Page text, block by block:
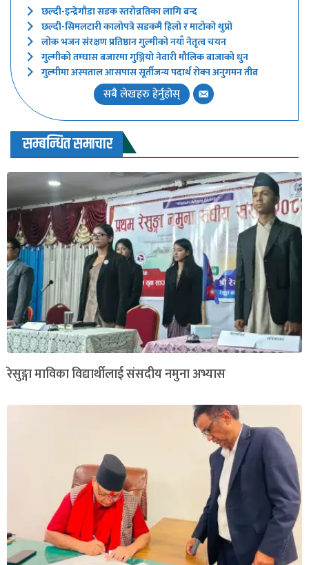
छल्दी-इन्द्रेगौडा सडक स्तरोन्नतिका लागि बन्द
छल्दी-सिमलटारी कालोपत्रे सडकमै हिलो र माटोको थुप्रो
लोक भजन संरक्षण प्रतिष्ठान गुल्मीको नयाँ नेतृत्व चयन
गुल्मीको तम्घास बजारमा गुञ्जियो नेवारी मौलिक बाजाको धुन
गुल्मीमा अस्पताल आसपास सूर्तीजन्य पदार्थ रोक्न अनुगमन तीव्र
सबै लेखहरु हेर्नुहोस्
सम्बन्धित समाचार
रेसुङ्गा माविका विद्यार्थीलाई संसदीय नमुना अभ्यास